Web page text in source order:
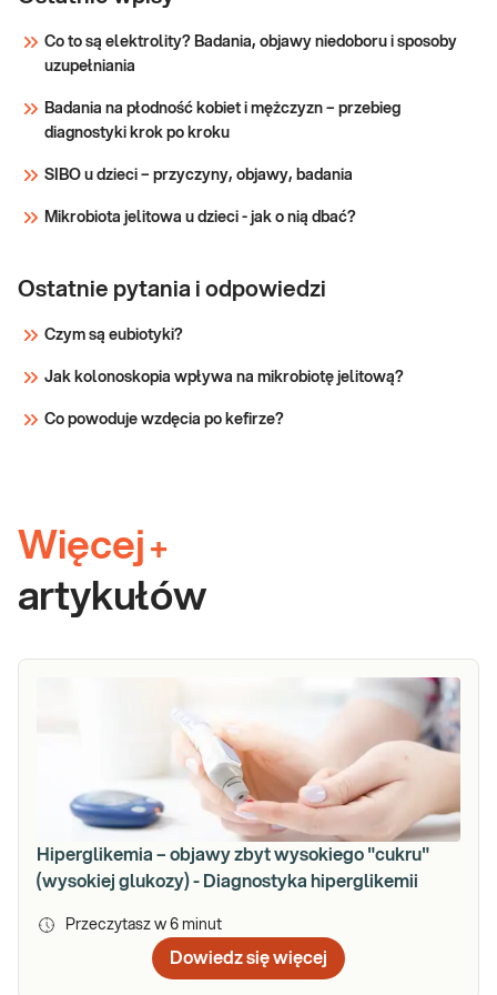
przyjaznym dzieciom –
zaburzeń gospodarki węglowodanowej
m.in. insulinooporno
Co to są elektrolity? Badania, objawy niedoboru i sposoby
uzupełniania
Badania na płodność kobiet i mężczyzn – przebieg
diagnostyki krok po kroku
SIBO u dzieci – przyczyny, objawy, badania
Mikrobiota jelitowa u dzieci - jak o nią dbać?
Ostatnie pytania i odpowiedzi
Czym są eubiotyki?
Jak kolonoskopia wpływa na mikrobiotę jelitową?
Co powoduje wzdęcia po kefirze?
Więcej +
artykułów
Hiperglikemia – objawy zbyt wysokiego "cukru"
(wysokiej glukozy) - Diagnostyka hiperglikemii
Przeczytasz w 6 minut
Dowiedz się więcej